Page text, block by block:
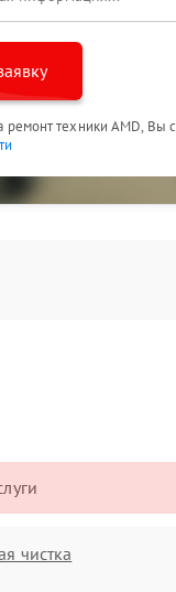
ее
ремонт техники AMD, Вы
чистка